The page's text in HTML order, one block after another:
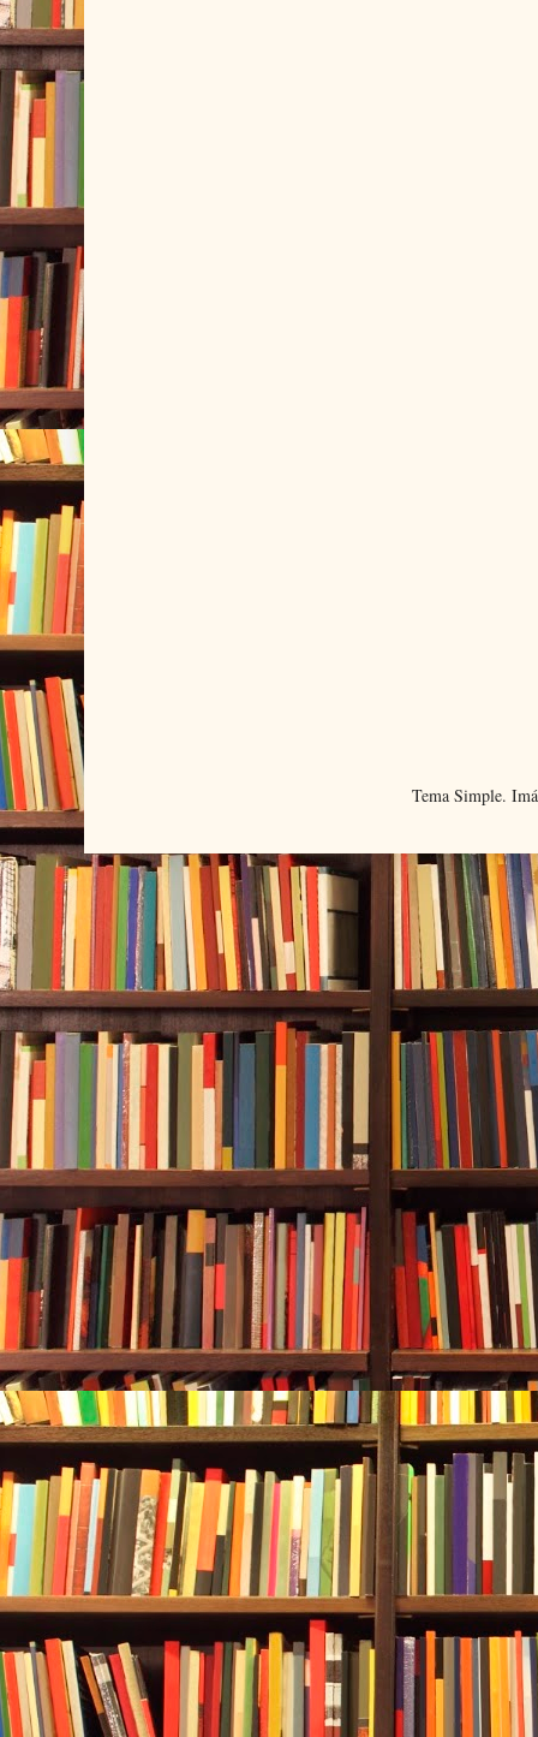
Tema Simple.